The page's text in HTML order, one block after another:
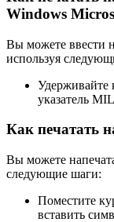
Windows
Вы можете ввести
используя
Удерживайте
указатель
Как печатать
Вы можете
следующие шаги:
Поместите
вставить